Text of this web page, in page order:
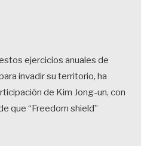
ejercicios anuales de
invadir su territorio, ha
de Kim Jong-un, con
que “Freedom shield”